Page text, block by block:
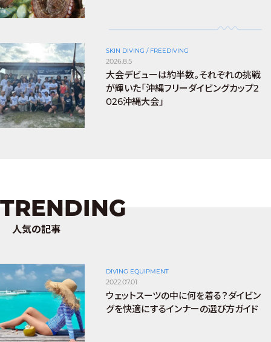
SKIN DIVING / FREEDIVING
2026.8.5
大会デビューは約半数。それぞれの挑戦
が輝いた「沖縄フリーダイビングカップ2
026沖縄大会」
TRENDING
人気の記事
DIVING EQUIPMENT
2022.07.01
ウェットスーツの中に何を着る？ダイビン
グを快適にするインナーの選び方ガイド